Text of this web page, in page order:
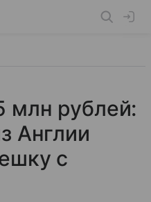
млн рублей:
Англии
с